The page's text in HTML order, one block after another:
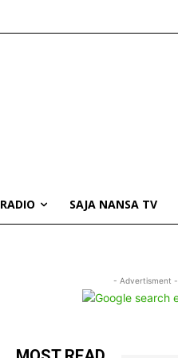
RADIO SAJA NANSA TV
- Advertisment -